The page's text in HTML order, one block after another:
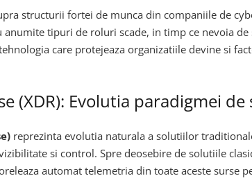
structurii fortei de munca din companiile de
anumite tipuri de roluri scade, in timp ce nevoia
care protejeaza organizatiile devine si
(XDR): Evolutia paradigmei
reprezinta evolutia naturala a solutiilor
si control. Spre deosebire de solutiile
automat telemetria din toate aceste